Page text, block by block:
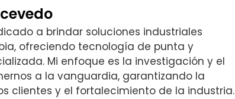
a brindar soluciones industriales
ofreciendo tecnología de punta y
Mi enfoque es la investigación y el
a la vanguardia, garantizando la
clientes y el fortalecimiento de la industria.